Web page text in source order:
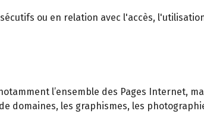
ou en relation avec l'accès,
l’ensemble des Pages Internet,
domaines, les graphismes, les